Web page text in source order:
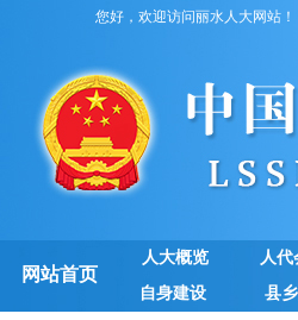
您好，欢迎访问丽水人大网站！
网站首页
人大概览 人代
自身建设
县